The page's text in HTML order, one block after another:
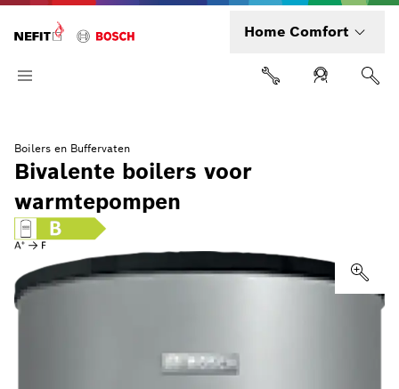
Home Comfort
Boilers en Buffervaten
Bivalente boilers voor
warmtepompen